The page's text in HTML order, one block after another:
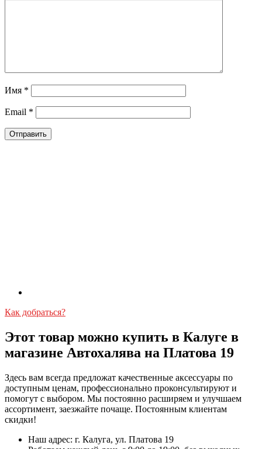
Имя *
Email *
Как добраться?
Этот товар можно купить в Калуге в
магазине Автохалява на Платова 19
Здесь вам всегда предложат качественные аксессуары по
доступным ценам, профессионально проконсультируют и
помогут с выбором. Мы постоянно расширяем и улучшаем
ассортимент, заезжайте почаще. Постоянным клиентам
скидки!
Наш адрес: г. Калуга, ул. Платова 19